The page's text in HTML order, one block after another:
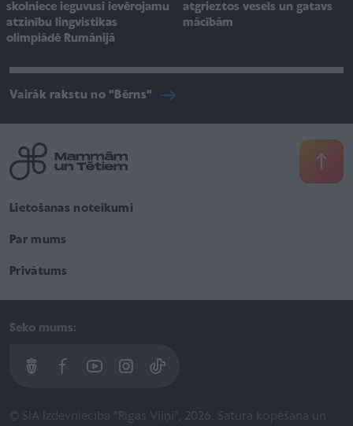
skolniece ieguvusi ievērojamu
atzinību lingvistikas
olimpiādē Rumānijā
atgrieztos vesels un gatavs
mācībām
Vairāk rakstu no "Bērns"
Lietošanas noteikumi
Par mums
Privātums
Seko mums:
© SIA Izdevniecība "Rīgas Viļņi", 2026. Satura kopēšana un